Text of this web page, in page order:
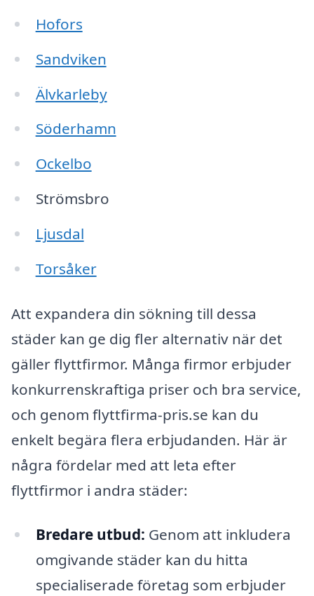
Hofors
Sandviken
Älvkarleby
Söderhamn
Ockelbo
Strömsbro
Ljusdal
Torsåker
Att expandera din sökning till dessa
städer kan ge dig fler alternativ när det
gäller flyttfirmor. Många firmor erbjuder
konkurrenskraftiga priser och bra service,
och genom flyttfirma-pris.se kan du
enkelt begära flera erbjudanden. Här är
några fördelar med att leta efter
flyttfirmor i andra städer:
Bredare utbud: Genom att inkludera
omgivande städer kan du hitta
specialiserade företag som erbjuder